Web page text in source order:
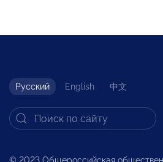
Русский English 中文